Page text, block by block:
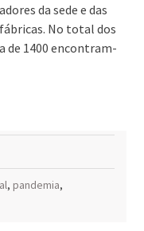
da sede e das
No total dos
de 1400 encontram-
, pandemia,